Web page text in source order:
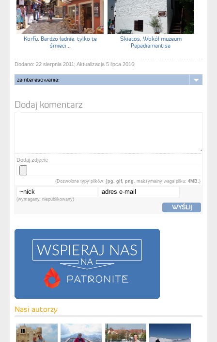
Korfu. Bardzo ładnie, tylko te
śmieci…
Skiatos. Wokół muzeum
Papadiamantisa
Dodano: 22 sierpnia 2011; Aktualizacja 5 lipca 2016;
zainteresowania:
Dodaj komentarz
Dodaj zdjęcie
(Dozwolone typy plików: jpg, gif, png , maksymalny waga pliku: 4MB. )
(wymagany, niepublikowany)
WYŚLIJ
Nasi autorzy